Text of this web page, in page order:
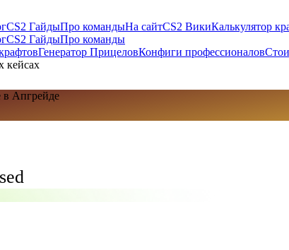
CS2 ГайдыПро командыНа сайтCS2 ВикиКалькулятор
CS2 ГайдыПро команды
Генератор ПрицеловКонфиги профессионалов
кейсах
в Апгрейде